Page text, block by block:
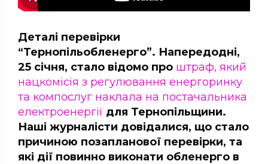
Деталі перевірки
“Тернопільобленерго”. Напередодні,
25 січня, стало відомо про штраф, який
нацкомісія з регулювання енергоринку
та компослуг наклала на постачальника
електроенергії для Тернопільщини.
Наші журналісти довідалися, що стало
причиною позапланової перевірки, та
які дії повинно виконати обленерго в